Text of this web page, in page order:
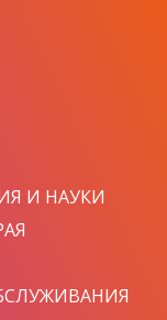
И НАУКИ